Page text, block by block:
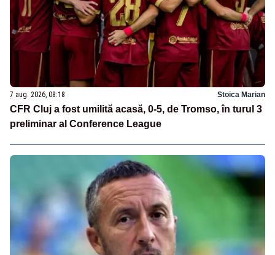
7 aug. 2026, 08:18 Stoica Marian
CFR Cluj a fost umilită acasă, 0-5, de Tromso, în turul 3
preliminar al Conference League